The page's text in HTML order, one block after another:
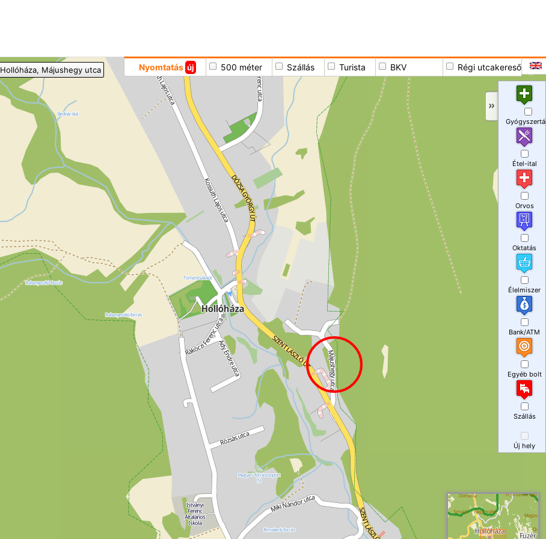
Nyomtatás új 500 méter Szállás Turista BKV Régi utcakereső
Hollóháza, Májushegy utca
Étel-ital
Orvos
Oktatás
Élelmiszer
Bank/ATM
Egyéb bolt
Szállás
Új hely